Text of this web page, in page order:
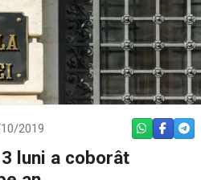
2019 WHATSAPP
luni a coborât